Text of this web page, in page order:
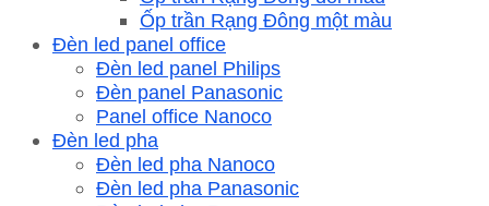
Ốp trần Rạng Đông một màu
Đèn led panel office
Đèn led panel Philips
Đèn panel Panasonic
Panel office Nanoco
Đèn led pha
Đèn led pha Nanoco
Đèn led pha Panasonic